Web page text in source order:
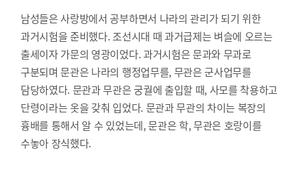
남성들은 사랑방에서 공부하면서 나라의 관리가 되기 위한
과거시험을 준비했다.조선시대 때 과거급제는 벼슬에 오르는
출세이자 가문의 영광이었다. 과거시험은 문과와 무과로
구분되며 문관은 나라의 행정업무를, 무관은 군사업무를
담당하였다. 문관과 무관은 궁궐에 출입할 때, 사모를 착용하고
단령이라는 옷을 갖춰 입었다. 문관과 무관의 차이는 복장의
흉배를 통해서 알 수 있었는데, 문관은 학, 무관은 호랑이를
수놓아 장식했다.